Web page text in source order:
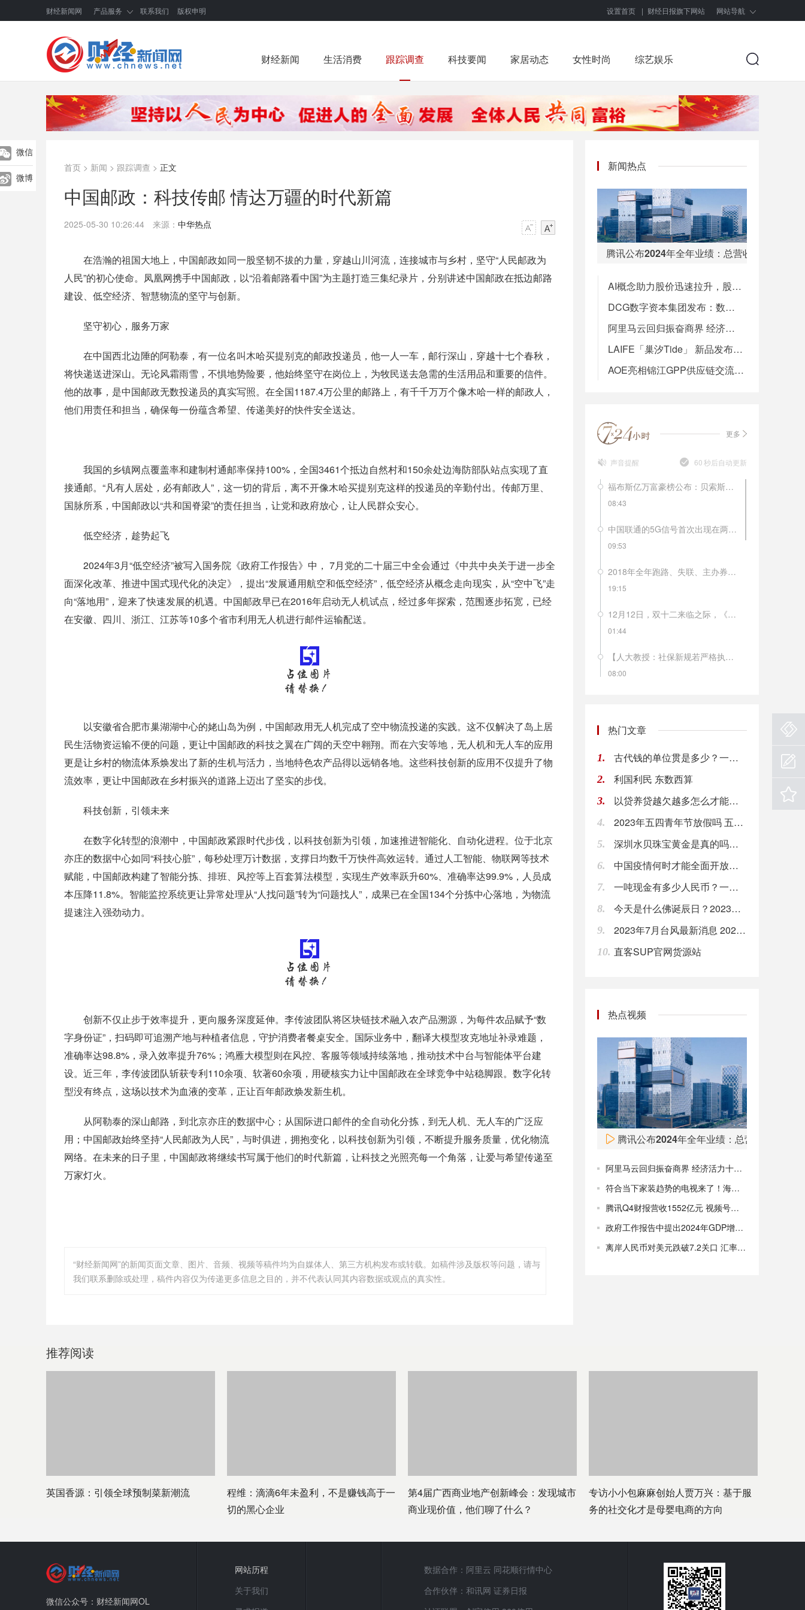
财经新闻网 产品服务 联系我们 版权申明 设置首页 | 财经日报旗下网站 网站导航
财经新闻 生活消费 跟踪调查 科技要闻 家居动态 女性时尚 综艺娱乐
微信
微博
首页 > 新闻 > 跟踪调查 > 正文
中国邮政：科技传邮 情达万疆的时代新篇
2025-05-30 10:26:44 来源： 中华热点
在浩瀚的祖国大地上，中国邮政如同一股坚韧不拔的力量，穿越山川河流，连接城市与乡村，坚守“人民邮政为
人民”的初心使命。凤凰网携手中国邮政，以“沿着邮路看中国”为主题打造三集纪录片，分别讲述中国邮政在抵边邮路
建设、低空经济、智慧物流的坚守与创新。
坚守初心，服务万家
在中国西北边陲的阿勒泰，有一位名叫木哈买提别克的邮政投递员，他一人一车，邮行深山，穿越十七个春秋，
将快递送进深山。无论风霜雨雪，不惧地势险要，他始终坚守在岗位上，为牧民送去急需的生活用品和重要的信件。
他的故事，是中国邮政无数投递员的真实写照。在全国1187.4万公里的邮路上，有千千万万个像木哈一样的邮政人，
他们用责任和担当，确保每一份蕴含希望、传递美好的快件安全送达。
我国的乡镇网点覆盖率和建制村通邮率保持100%，全国3461个抵边自然村和150余处边海防部队站点实现了直
接通邮。“凡有人居处，必有邮政人”，这一切的背后，离不开像木哈买提别克这样的投递员的辛勤付出。传邮万里、
国脉所系，中国邮政以“共和国脊梁”的责任担当，让党和政府放心，让人民群众安心。
低空经济，趁势起飞
2024年3月“低空经济”被写入国务院《政府工作报告》中， 7月党的二十届三中全会通过《中共中央关于进一步全
面深化改革、推进中国式现代化的决定》，提出“发展通用航空和低空经济”，低空经济从概念走向现实，从“空中飞”走
向“落地用”，迎来了快速发展的机遇。中国邮政早已在2016年启动无人机试点，经过多年探索，范围逐步拓宽，已经
在安徽、四川、浙江、江苏等10多个省市利用无人机进行邮件运输配送。
以安徽省合肥市巢湖湖中心的姥山岛为例，中国邮政用无人机完成了空中物流投递的实践。这不仅解决了岛上居
民生活物资运输不便的问题，更让中国邮政的科技之翼在广阔的天空中翱翔。而在六安等地，无人机和无人车的应用
更是让乡村的物流体系焕发出了新的生机与活力，当地特色农产品得以远销各地。这些科技创新的应用不仅提升了物
流效率，更让中国邮政在乡村振兴的道路上迈出了坚实的步伐。
科技创新，引领未来
在数字化转型的浪潮中，中国邮政紧跟时代步伐，以科技创新为引领，加速推进智能化、自动化进程。位于北京
亦庄的数据中心如同“科技心脏”，每秒处理万计数据，支撑日均数千万快件高效运转。通过人工智能、物联网等技术
赋能，中国邮政构建了智能分拣、排班、风控等上百套算法模型，实现生产效率跃升60%、准确率达99.9%，人员成
本压降11.8%。智能监控系统更让异常处理从“人找问题”转为“问题找人”，成果已在全国134个分拣中心落地，为物流
提速注入强劲动力。
创新不仅止步于效率提升，更向服务深度延伸。李传波团队将区块链技术融入农产品溯源，为每件农品赋予“数
字身份证”，扫码即可追溯产地与种植者信息，守护消费者餐桌安全。国际业务中，翻译大模型攻克地址补录难题，
准确率达98.8%，录入效率提升76%；鸿雁大模型则在风控、客服等领域持续落地，推动技术中台与智能体平台建
设。近三年，李传波团队斩获专利110余项、软著60余项，用硬核实力让中国邮政在全球竞争中站稳脚跟。数字化转
型没有终点，这场以技术为血液的变革，正让百年邮政焕发新生机。
从阿勒泰的深山邮路，到北京亦庄的数据中心；从国际进口邮件的全自动化分拣，到无人机、无人车的广泛应
用；中国邮政始终坚持“人民邮政为人民”，与时俱进，拥抱变化，以科技创新为引领，不断提升服务质量，优化物流
网络。在未来的日子里，中国邮政将继续书写属于他们的时代新篇，让科技之光照亮每一个角落，让爱与希望传递至
万家灯火。
“财经新闻网”的新闻页面文章、图片、音频、视频等稿件均为自媒体人、第三方机构发布或转载。如稿件涉及版权等问题，请与
我们联系删除或处理，稿件内容仅为传递更多信息之目的，并不代表认同其内容数据或观点的真实性。
新闻热点
腾讯公布2024年全年业绩：总营收6602亿，
AI概念助力股价迅速拉升，股东集中套现的背后，AI眼镜赛道路在何方？
DCG数字资本集团发布：数字经济新浪潮下的主动布局——VistaSage发布会现场直击
阿里马云回归振奋商界 经济活力十足欣欣向好！
LAIFE「巢汐Tide」 新品发布会盛大召开，“美似潮汐，更迭永续”引领抗衰新潮流
AOE亮相锦江GPP供应链交流会，解析酒店空气管理“密码”
更多
声音提醒 60秒后自动更新
福布斯亿万富豪榜公布：贝索斯再夺冠，马化腾居于第20位！
08:43
中国联通的5G信号首次出现在两会上。记者3月1日上午在北京梅地亚两会新闻中心的现场看到，中国联通的5G信号已经实现了在新闻中心的全覆盖。
09:53
2018年全年跑路、失联、主办券商风险提示……这样的“黑天鹅”今年以来在新三板频频发生。据不完全统计，今年以来已有近20家新三板公司董事长失联。
19:15
12月12日，双十二来临之际，《南方周末》的一篇报道就解开了不少人的困惑，南极人品牌所有商品均不自己生产，品牌的拥有方南极电商只是品牌的运营方和吊牌的出售者。网上的南极人店铺有多少呢？目前南极人旗下全品牌授权经销商有846家，合作经销商3427家，授权店铺4442家。从2018年年初至今，南极人已经14次被国家质监部门及地方消费者协会拉入不合格产品黑名单。这样的滥授权，会不会毁掉南极人这个品牌？
01:44
【人大教授：社保新规若严格执行 企业负担将增长50% 】人大财政金融学院副教授马光荣表示，如果现有参保职工严格按照实际工资作为缴费基数，同时法定缴费率严格按照28%执行的话，整个企业部门的社保缴费负担上升50%左右，企业的用工成本会上升7.5%，企业的利润会下降8.2%。短期之内，因为工资有黏性，所以社保费负担的上升主要由企业承担；但是中长期看的话，用工成本上升导致部分制造业企业可能会出现外迁，工人工资会下降。
08:00
08:00
08:00
欧盟首席英国退欧事务谈判官Barnier：我们有义务控制外部边界的商品流动。
08:00
美银美林：若在美国制造，iPhone可能贵20%。
08:00
利比亚国家石油公司总裁Sanalla称，国家石油公司总部遇袭事件对石油生产没有影响。
08:00
08:00
Fred’s（FRED）股价周一飙升，目前涨超50%；此前，该公司宣布以1.65亿美元的价格将一些药房档案出售给Walgreens。
08:00
Fred’s（FRED）股价周一飙升，目前涨超50%。
08:00
热门文章
1. 古代钱的单位贯是多少？一贯钱多少人民币？
2. 利国利民 东数西算
3. 以贷养贷越欠越多怎么才能自救 网贷欠款太多应该这样做
4. 2023年五四青年节放假吗 五四青年节放假几天
5. 深圳水贝珠宝黄金是真的吗？深圳水贝黄金有假货吗？
6. 中国疫情何时才能全面开放？ 2024年疫情能结束吗
7. 一吨现金有多少人民币？一亿人民币几吨？
8. 今天是什么佛诞辰日？2023年6月2日佛教节日时间
9. 2023年7月台风最新消息 2023年7月台风时间表
10. 直客SUP官网货源站
热点视频
腾讯公布2024年全年业绩：总营收6602亿
阿里马云回归振奋商界 经济活力十足欣欣向好！
符合当下家装趋势的电视来了！海信“双面薄”电视即将发布
腾讯Q4财报营收1552亿元 视频号使用时长翻番 预计回购千亿港元
政府工作报告中提出2024年GDP增长预期目标为5%左右
离岸人民币对美元跌破7.2关口 汇率变化仍由市场驱动
推荐阅读
英国香源：引领全球预制菜新潮流
程维：滴滴6年未盈利，不是赚钱高于一
切的黑心企业
第4届广西商业地产创新峰会：发现城市
商业现价值，他们聊了什么？
专访小小包麻麻创始人贾万兴：基于服
务的社交化才是母婴电商的方向
微信公众号：财经新闻网OL
网站历程
关于我们
数据合作：阿里云 同花顺行情中心
合作伙伴：和讯网 证券日报